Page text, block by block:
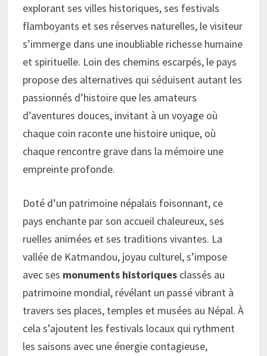
explorant ses villes historiques, ses festivals
flamboyants et ses réserves naturelles, le visiteur
s’immerge dans une inoubliable richesse humaine
et spirituelle. Loin des chemins escarpés, le pays
propose des alternatives qui séduisent autant les
passionnés d’histoire que les amateurs
d’aventures douces, invitant à un voyage où
chaque coin raconte une histoire unique, où
chaque rencontre grave dans la mémoire une
empreinte profonde.
Doté d’un patrimoine népalais foisonnant, ce
pays enchante par son accueil chaleureux, ses
ruelles animées et ses traditions vivantes. La
vallée de Katmandou, joyau culturel, s’impose
avec ses monuments historiques classés au
patrimoine mondial, révélant un passé vibrant à
travers ses places, temples et musées au Népal. À
cela s’ajoutent les festivals locaux qui rythment
les saisons avec une énergie contagieuse,